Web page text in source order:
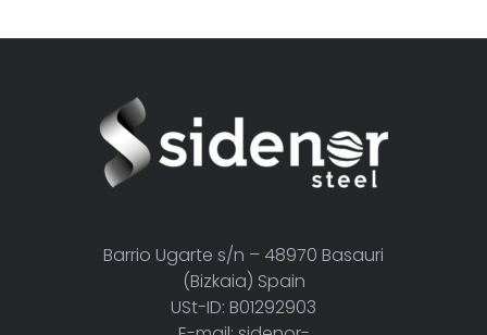
Barrio Ugarte s/n – 48970 Basauri
(Bizkaia) Spain
USt-ID: B01292903